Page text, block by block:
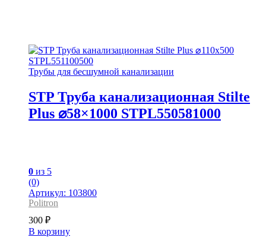
Трубы для бесшумной канализации
STP Труба канализационная Stilte
Plus ⌀58×1000 STPL550581000
0 из 5
(0)
Артикул: 103800
Politron
300 ₽
В корзину